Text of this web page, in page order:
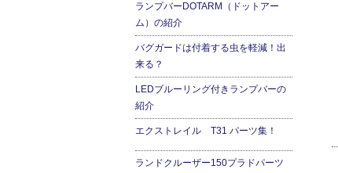
ランプバーDOTARM（ドットアー
ム）の紹介
バグガードは付着する虫を軽減！出
来る？
LEDブルーリング付きランプバーの
紹介
エクストレイル T31 パーツ集！
ランドクルーザー150プラドパーツ